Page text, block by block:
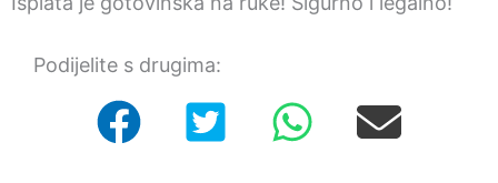
Podijelite s drugima: